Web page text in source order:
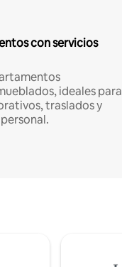
con servicios
ideales para
traslados y